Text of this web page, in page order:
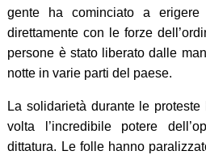
gente ha cominciato a
direttamente con le forze
persone è stato liberato dalle
notte in varie parti del paese.
La solidarietà durante le
volta l’incredibile potere
dittatura. Le folle hanno